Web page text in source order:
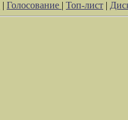
| Голосование | Топ-лист |